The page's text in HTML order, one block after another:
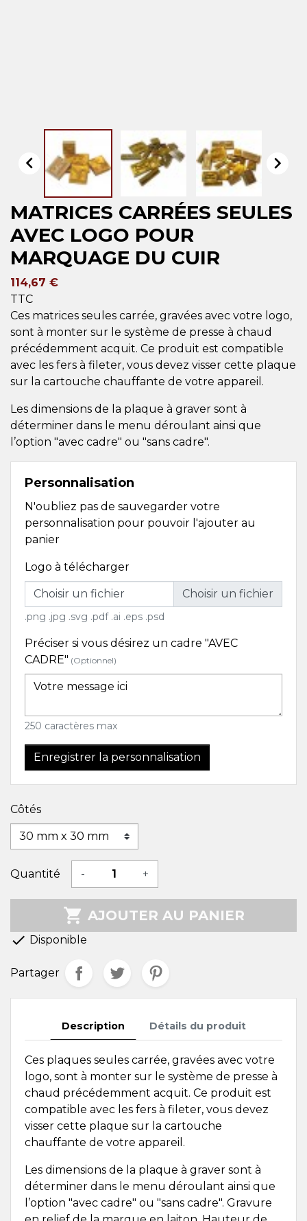
 
MATRICES CARRÉES SEULES
AVEC LOGO POUR
MARQUAGE DU CUIR
114,67 €
TTC
Ces matrices seules carrée, gravées avec votre logo,
sont à monter sur le système de presse à chaud
précédemment acquit. Ce produit est compatible
avec les fers à fileter, vous devez visser cette plaque
sur la cartouche chauffante de votre appareil.
Les dimensions de la plaque à graver sont à
déterminer dans le menu déroulant ainsi que
l’option "avec cadre" ou "sans cadre".
Personnalisation
N'oubliez pas de sauvegarder votre
personnalisation pour pouvoir l'ajouter au
panier
Logo à télécharger
Choisir un fichier
.png .jpg .svg .pdf .ai .eps .psd
Préciser si vous désirez un cadre "AVEC
CADRE" (Optionnel)
250 caractères max
Enregistrer la personnalisation
Côtés
Quantité - +
 AJOUTER AU PANIER
 Disponible
Partager
Description Détails du produit
Ces plaques seules carrée, gravées avec votre
logo, sont à monter sur le système de presse à
chaud précédemment acquit. Ce produit est
compatible avec les fers à fileter, vous devez
visser cette plaque sur la cartouche
chauffante de votre appareil.
Les dimensions de la plaque à graver sont à
déterminer dans le menu déroulant ainsi que
l’option "avec cadre" ou "sans cadre". Gravure